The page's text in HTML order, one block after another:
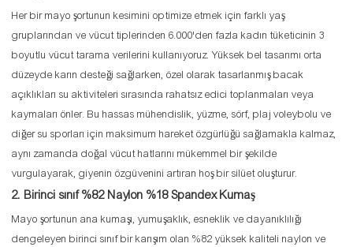
Her bir mayo şortunun kesimini optimize etmek için farklı yaş
gruplarından ve vücut tiplerinden 6.000'den fazla kadın tüketicinin 3
boyutlu vücut tarama verilerini kullanıyoruz. Yüksek bel tasarımı orta
düzeyde karın desteği sağlarken, özel olarak tasarlanmış bacak
açıklıkları su aktiviteleri sırasında rahatsız edici toplanmaları veya
kaymaları önler. Bu hassas mühendislik, yüzme, sörf, plaj voleybolu ve
diğer su sporları için maksimum hareket özgürlüğü sağlamakla kalmaz,
aynı zamanda doğal vücut hatlarını mükemmel bir şekilde
vurgulayarak, giyenin özgüvenini artıran hoş bir silüet oluşturur.
2. Birinci sınıf %82 Naylon %18 Spandex Kumaş
Mayo şortunun ana kumaşı, yumuşaklık, esneklik ve dayanıklılığı
dengeleyen birinci sınıf bir karışım olan %82 ​​yüksek kaliteli naylon ve